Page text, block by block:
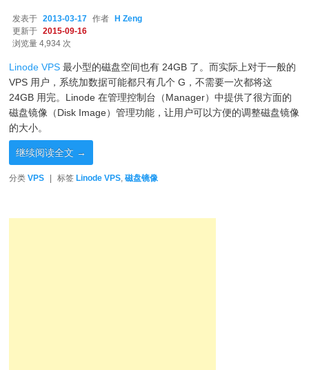
发表于 2013-03-17 作者
H Zeng
更新于
2015-09-16
浏览量 4,934 次
Linode VPS 最小型的磁盘空间也有 24GB 了。而实际上对于一般的
VPS 用户，系统加数据可能都只有几个 G，不需要一次都将这
24GB 用完。Linode 在管理控制台（Manager）中提供了很方面的
磁盘镜像（Disk Image）管理功能，让用户可以方便的调整磁盘镜像
的大小。
继续阅读全文 →
分类 VPS 标签 Linode VPS,磁盘镜像